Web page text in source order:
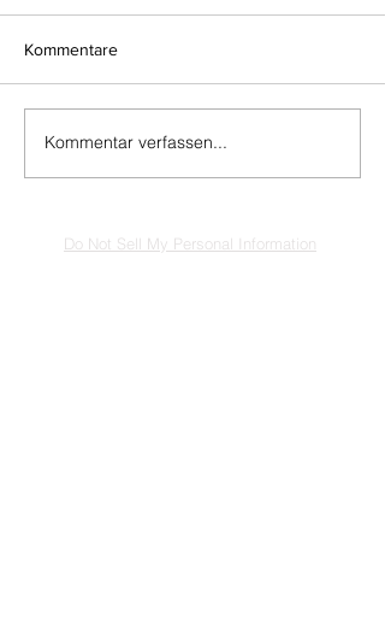
Kommentare
Kommentar verfassen...
Do Not Sell My Personal Information